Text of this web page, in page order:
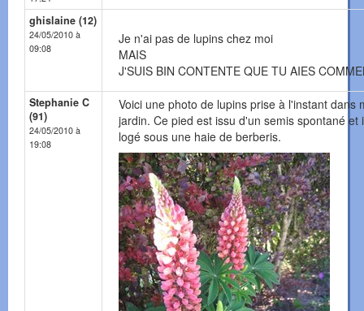
ghislaine (12)
24/05/2010 à
09:08
Je n'ai pas de lupins chez moi
MAIS
J'SUIS BIN CONTENTE QUE TU AIES
Stephanie C
(91)
24/05/2010 à
19:08
Voici une photo de lupins prise à l'instant dans
jardin. Ce pied est issu d'un semis spontané et
logé sous une haie de berberis.